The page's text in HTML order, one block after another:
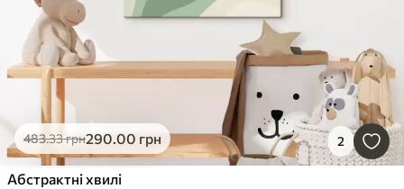
483.33грн290.00 грн 2
Абстрактні хвилі